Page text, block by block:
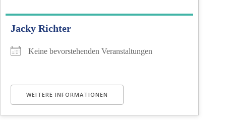
Jacky Richter
Keine bevorstehenden Veranstaltungen
WEITERE INFORMATIONEN